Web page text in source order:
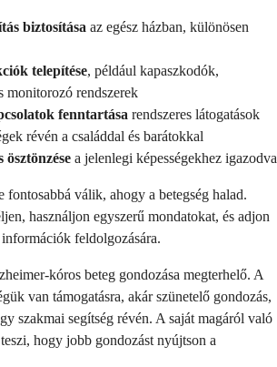
biztosítása az egész házban, különösen
telepítése, például kapaszkodók,
monitorozó rendszerek
fenntartása rendszeres látogatások
révén a családdal és barátokkal
a jelenlegi képességekhez igazodva
válik, ahogy a betegség halad.
használjon egyszerű mondatokat, és adjon
feldolgozására.
kóros beteg gondozása megterhelő. A
van támogatásra, akár szünetelő gondozás,
szakmai segítség révén. A saját magáról való
hogy jobb gondozást nyújtson a